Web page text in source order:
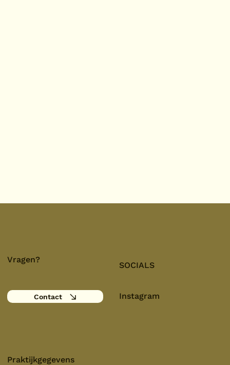
SOCIALS
Instagram
Vragen?
Contact
Praktijkgegevens